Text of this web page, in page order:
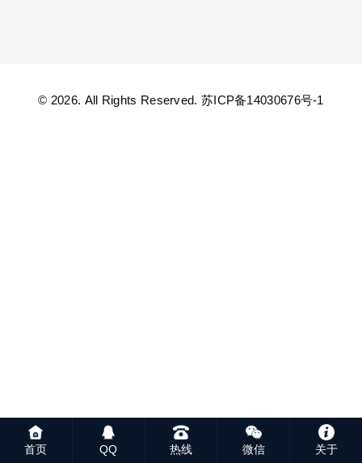
© 2026. All Rights Reserved. 苏ICP备14030676号-1
首页 QQ 热线 微信 关于